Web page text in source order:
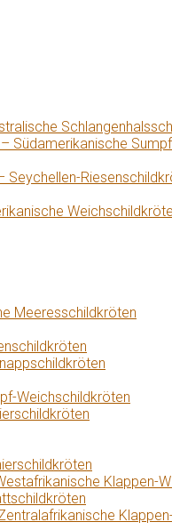
Südamerikanische
Seychellen-
Meeresschildkröten
Weichschildkröten
Klappen-